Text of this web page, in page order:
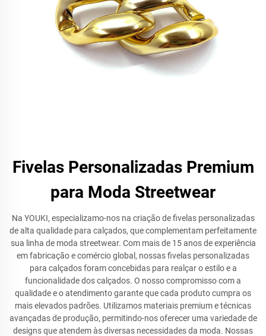
Fivelas Personalizadas Premium
para Moda Streetwear
Na YOUKI, especializamo-nos na criação de fivelas personalizadas
de alta qualidade para calçados, que complementam perfeitamente
sua linha de moda streetwear. Com mais de 15 anos de experiência
em fabricação e comércio global, nossas fivelas personalizadas
para calçados foram concebidas para realçar o estilo e a
funcionalidade dos calçados. O nosso compromisso com a
qualidade e o atendimento garante que cada produto cumpra os
mais elevados padrões. Utilizamos materiais premium e técnicas
avançadas de produção, permitindo-nos oferecer uma variedade de
designs que atendem às diversas necessidades da moda. Nossas